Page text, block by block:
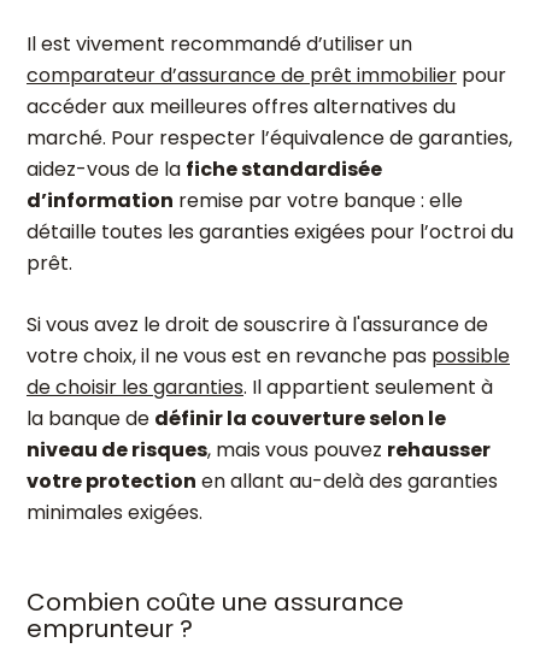
Il est vivement recommandé d’utiliser un
comparateur d’assurance de prêt immobilier pour
accéder aux meilleures offres alternatives du
marché. Pour respecter l’équivalence de garanties,
aidez-vous de la fiche standardisée
d’information remise par votre banque : elle
détaille toutes les garanties exigées pour l’octroi du
prêt.
Si vous avez le droit de souscrire à l'assurance de
votre choix, il ne vous est en revanche pas possible
de choisir les garanties. Il appartient seulement à
la banque de définir la couverture selon le
niveau de risques, mais vous pouvez rehausser
votre protection en allant au-delà des garanties
minimales exigées.
Combien coûte une assurance
emprunteur ?